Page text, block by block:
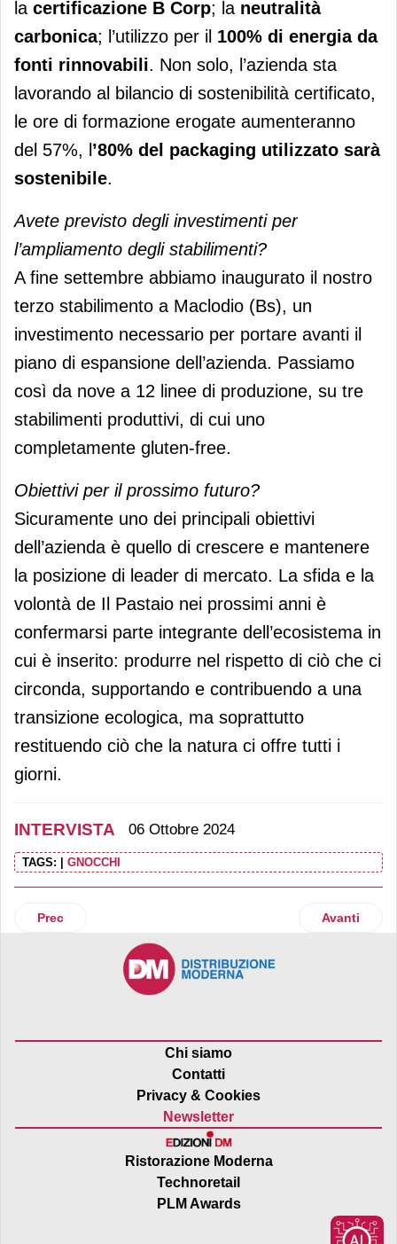
la certificazione B Corp; la neutralità
carbonica; l’utilizzo per il 100% di energia da
fonti rinnovabili. Non solo, l’azienda sta
lavorando al bilancio di sostenibilità certificato,
le ore di formazione erogate aumenteranno
del 57%, l’80% del packaging utilizzato sarà
sostenibile.
Avete previsto degli investimenti per
l’ampliamento degli stabilimenti?
A fine settembre abbiamo inaugurato il nostro
terzo stabilimento a Maclodio (Bs), un
investimento necessario per portare avanti il
piano di espansione dell’azienda. Passiamo
così da nove a 12 linee di produzione, su tre
stabilimenti produttivi, di cui uno
completamente gluten-free.
Obiettivi per il prossimo futuro?
Sicuramente uno dei principali obiettivi
dell’azienda è quello di crescere e mantenere
la posizione di leader di mercato. La sfida e la
volontà de Il Pastaio nei prossimi anni è
confermarsi parte integrante dell’ecosistema in
cui è inserito: produrre nel rispetto di ciò che ci
circonda, supportando e contribuendo a una
transizione ecologica, ma soprattutto
restituendo ciò che la natura ci offre tutti i
giorni.
INTERVISTA 06 Ottobre 2024
TAGS: | GNOCCHI
Articolo precedente: Crai, l’evoluzione passa
Prec Articolo
Avanti
Chi siamo
Contatti
Privacy & Cookies
Newsletter
Ristorazione Moderna
Technoretail
PLM Awards